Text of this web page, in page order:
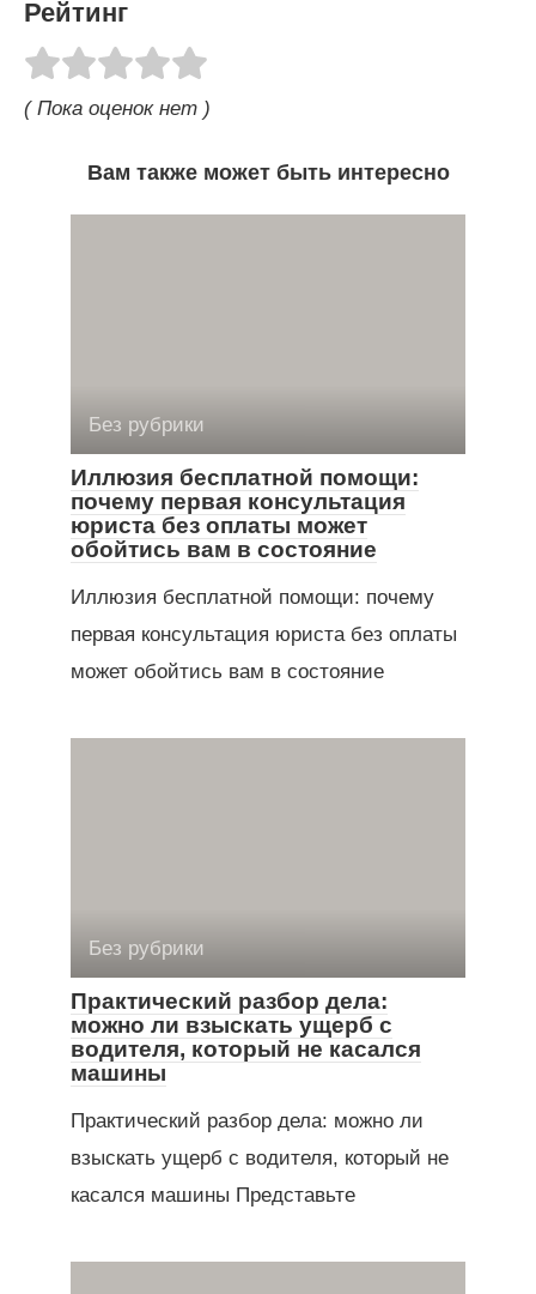
Рейтинг
( Пока оценок нет )
Вам также может быть интересно
Без рубрики
Иллюзия бесплатной помощи:
почему первая консультация
юриста без оплаты может
обойтись вам в состояние
Иллюзия бесплатной помощи: почему
первая консультация юриста без оплаты
может обойтись вам в состояние
Без рубрики
Практический разбор дела:
можно ли взыскать ущерб с
водителя, который не касался
машины
Практический разбор дела: можно ли
взыскать ущерб с водителя, который не
касался машины Представьте